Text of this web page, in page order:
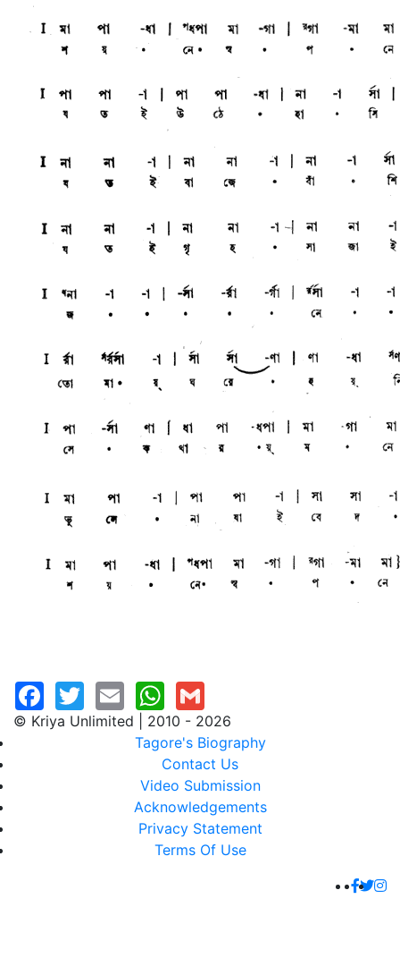
© Kriya Unlimited | 2010 - 2026
Tagore's Biography
Contact Us
Video Submission
Acknowledgements
Privacy Statement
Terms Of Use